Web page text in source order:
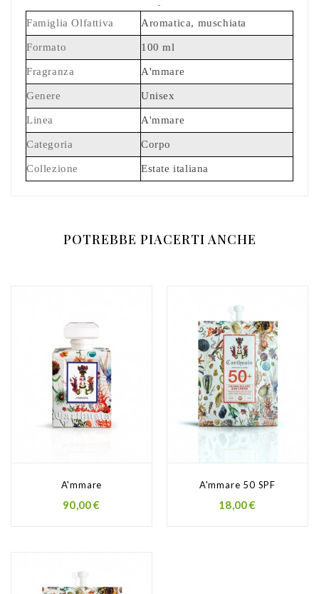
-
Famiglia Olfattiva Aromatica, muschiata
Formato 100 ml
Fragranza A'mmare
Genere Unisex
Linea A'mmare
Categoria Corpo
Collezione Estate italiana
POTREBBE PIACERTI ANCHE
A'mmare
Prezzo
90,00 €
A'mmare 50 SPF
Prezzo
18,00 €